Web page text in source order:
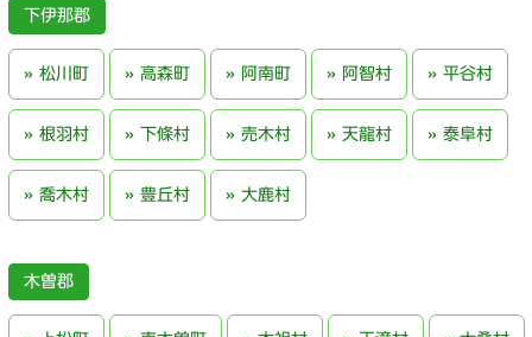
下伊那郡
松川町 高森町 阿南町 阿智村 平谷村
根羽村 下條村 売木村 天龍村 泰阜村
喬木村 豊丘村 大鹿村
木曽郡